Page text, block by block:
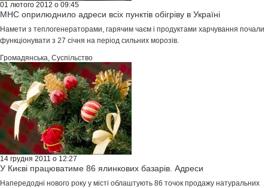
01 лютого 2012 о 09:45
МНС оприлюднило адреси всіх пунктів обігріву в Україні
Намети з теплогенераторами, гарячим чаєм і продуктами харчування почали
функціонувати з 27 січня на період сильних морозів.
Громадянська, Суспільство
14 грудня 2011 о 12:27
У Києві працюватиме 86 ялинкових базарів. Адреси
Напередодні нового року у місті облаштують 86 точок продажу натуральних